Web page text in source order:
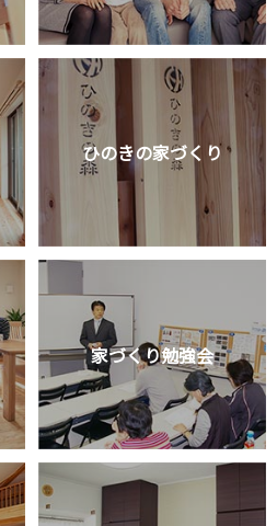
ひのきの家づくり
家づくり勉強会